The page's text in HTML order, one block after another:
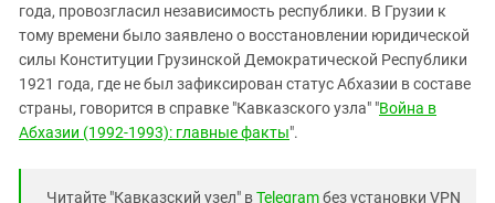
года, провозгласил независимость республики. В Грузии к
тому времени было заявлено о восстановлении юридической
силы Конституции Грузинской Демократической Республики
1921 года, где не был зафиксирован статус Абхазии в составе
страны, говорится в справке "Кавказского узла" "Война в
Абхазии (1992-1993): главные факты".
Читайте "Кавказский узел" вTelegramбез установки VPN